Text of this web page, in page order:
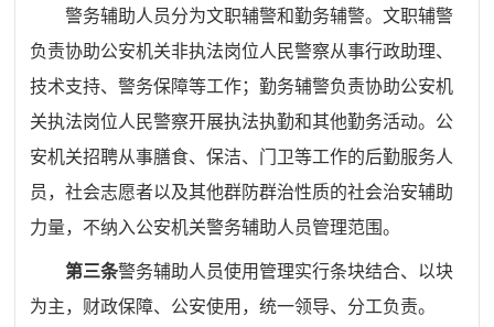
警务辅助人员分为文职辅警和勤务辅警。文职辅警
负责协助公安机关非执法岗位人民警察从事行政助理、
技术支持、警务保障等工作；勤务辅警负责协助公安机
关执法岗位人民警察开展执法执勤和其他勤务活动。公
安机关招聘从事膳食、保洁、门卫等工作的后勤服务人
员，社会志愿者以及其他群防群治性质的社会治安辅助
力量，不纳入公安机关警务辅助人员管理范围。
第三条警务辅助人员使用管理实行条块结合、以块
为主，财政保障、公安使用，统一领导、分工负责。